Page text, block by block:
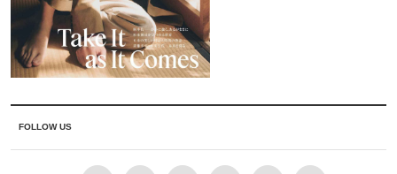
FOLLOW US